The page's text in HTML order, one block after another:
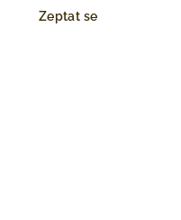
Zeptat se